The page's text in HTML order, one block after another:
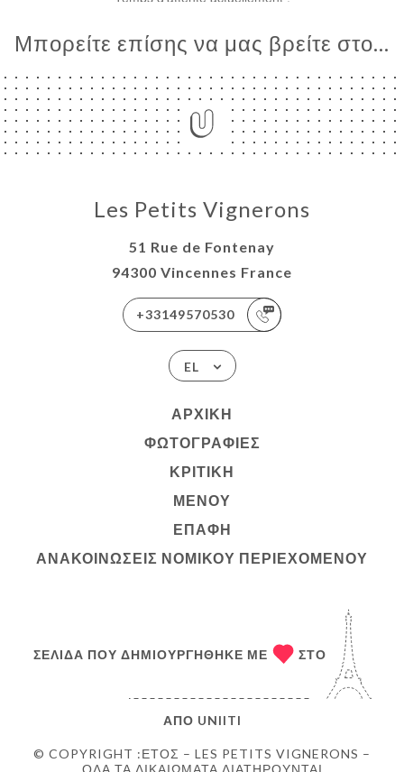
Μπορείτε επίσης να μας βρείτε στο...
Les Petits Vignerons
51 Rue de Fontenay
94300 Vincennes France
+33149570530
EL
ΑΡΧΙΚΉ
ΦΩΤΟΓΡΑΦΊΕΣ
ΚΡΙΤΙΚΉ
ΜΕΝΟΎ
ΕΠΑΦΉ
ΑΝΑΚΟΙΝΏΣΕΙΣ ΝΟΜΙΚΟΎ ΠΕΡΙΕΧΟΜΈΝΟΥ
© COPYRIGHT :ΈΤΟΣ – LES PETITS VIGNERONS –
ΌΛΑ ΤΑ ΔΙΚΑΙΏΜΑΤΑ ΔΙΑΤΗΡΟΎΝΤΑΙ
ΣΕΛΊΔΑ ΠΟΥ ΔΗΜΙΟΥΡΓΉΘΗΚΕ ΜΕ ΣΤΟ
ΑΠΌ UNIITI